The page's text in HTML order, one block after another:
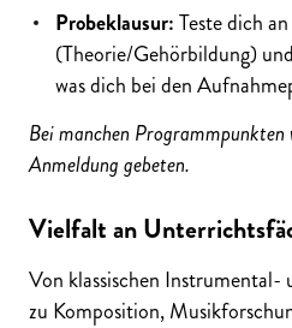
Probeklausur:Teste dich
(Theorie/Gehörbildung)
was dich bei den
Bei manchen
Anmeldung gebeten.
Vielfalt an
Von klassischen Instrumental-
zu Komposition,